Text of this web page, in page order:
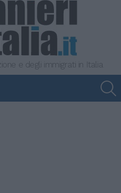
e degli immigrati in Italia